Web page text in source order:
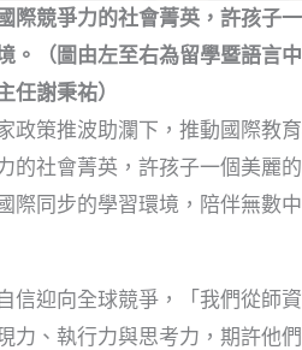
際競爭力的社會菁英，許孩子
。（圖由左至右為留學暨語言
任謝秉祐）
政策推波助瀾下，推動國際教
的社會菁英，許孩子一個美麗
際同步的學習環境，陪伴無數
信迎向全球競爭，「我們從師
力、執行力與思考力，期許他